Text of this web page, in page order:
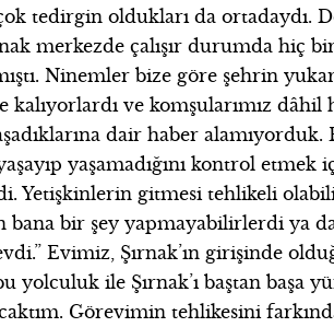
tedirgin oldukları da ortadaydı.
merkezde çalışır durumda hiç
Ninemler bize göre şehrin
kalıyorlardı ve komşularımız dâhil
dair haber alamıyorduk.
yaşamadığını kontrol etmek
Yetişkinlerin gitmesi tehlikeli
bana bir şey yapmayabilirlerdi ya
Evimiz, Şırnak’ın girişinde
yolculuk ile Şırnak’ı baştan başa
Görevimin tehlikesini